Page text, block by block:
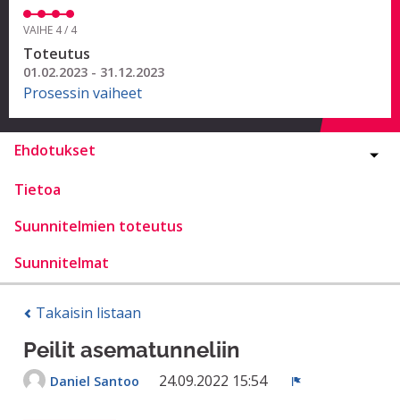
VAIHE 4 / 4
Toteutus
01.02.2023 - 31.12.2023
Prosessin vaiheet
Ehdotukset
Tietoa
Suunnitelmien toteutus
Suunnitelmat
Takaisin listaan
Peilit asematunneliin
Daniel Santoo 24.09.2022 15:54